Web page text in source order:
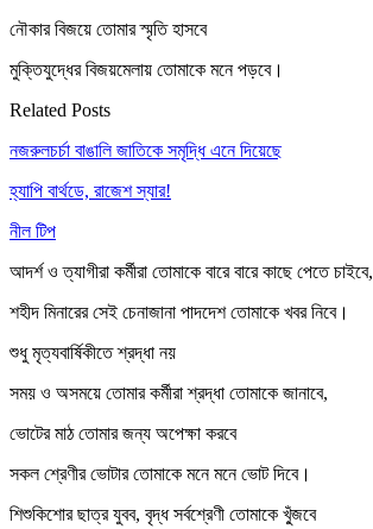
নৌকার বিজয়ে তোমার স্মৃতি হাসবে
মুক্তিযুদ্ধের বিজয়মেলায় তোমাকে মনে পড়বে।
Related Posts
নজরুলচর্চা বাঙালি জাতিকে সমৃদ্ধি এনে দিয়েছে
হ্যাপি বার্থডে, রাজেশ স্যার!
নীল টিপ
আদর্শ ও ত্যাগীরা কর্মীরা তোমাকে বারে বারে কাছে পেতে চাইবে,
শহীদ মিনারের সেই চেনাজানা পাদদেশ তোমাকে খবর নিবে।
শুধু মৃত্যবার্ষিকীতে শ্রদ্ধা নয়
সময় ও অসময়ে তোমার কর্মীরা শ্রদ্ধা তোমাকে জানাবে,
ভোটের মাঠ তোমার জন্য অপেক্ষা করবে
সকল শ্রেণীর ভোটার তোমাকে মনে মনে ভোট দিবে।
শিশুকিশোর ছাত্র যুবব, বৃদ্ধ সর্বশ্রেণী তোমাকে খু্ঁজবে